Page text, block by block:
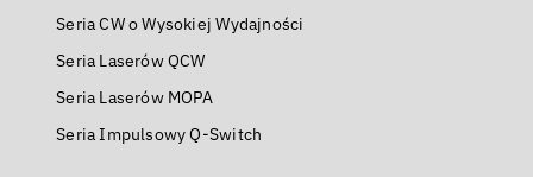
Seria CW o Wysokiej Wydajności
Seria Laserów QCW
Seria Laserów MOPA
Seria Impulsowy Q-Switch